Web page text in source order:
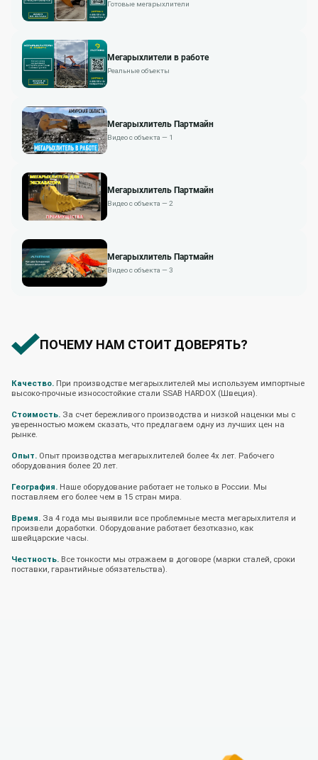
Готовые мегарыхлители
Мегарыхлители в работе
Реальные объекты
Мегарыхлитель Партмайн
Видео с объекта — 1
Мегарыхлитель Партмайн
Видео с объекта — 2
Мегарыхлитель Партмайн
Видео с объекта — 3
ПОЧЕМУ НАМ СТОИТ ДОВЕРЯТЬ?
Качество. При производстве мегарыхлителей мы используем импортные
высоко-прочные износостойкие стали SSAB HARDOX (Швеция).
Стоимость. За счет бережливого производства и низкой наценки мы с
уверенностью можем сказать, что предлагаем одну из лучших цен на
рынке.
Опыт. Опыт производства мегарыхлителей более 4х лет. Рабочего
оборудования более 20 лет.
География. Наше оборудование работает не только в России. Мы
поставляем его более чем в 15 стран мира.
Время. За 4 года мы выявили все проблемные места мегарыхлителя и
произвели доработки. Оборудование работает безотказно, как
швейцарские часы.
Честность. Все тонкости мы отражаем в договоре (марки сталей, сроки
поставки, гарантийные обязательства).